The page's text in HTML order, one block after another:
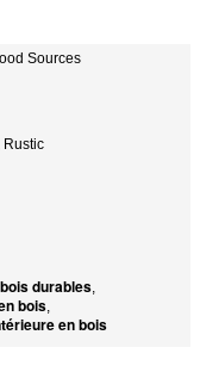
Sources
Rustic
durables,
bois,
en bois